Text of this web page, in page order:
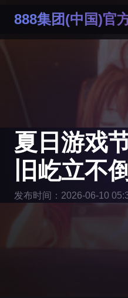
888集团(中国)官
夏日游戏
旧屹立不
发布时间：2026-06-10